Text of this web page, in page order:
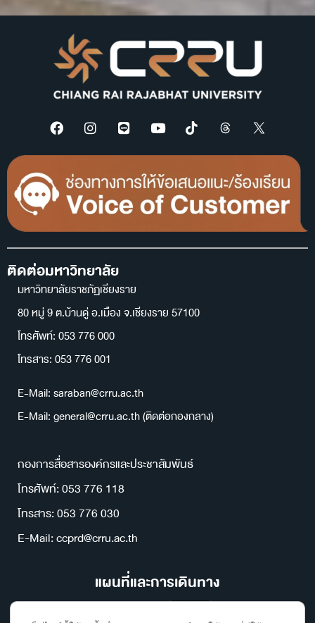
ติดต่อมหาวิทยาลัย
มหาวิทยาลัยราชภัฏเชียงราย
80 หมู่ 9 ต.บ้านดู่ อ.เมือง จ.เชียงราย 57100
โทรศัพท์: 053 776 000
โทรสาร: 053 776 001
E-Mail: saraban@crru.ac.th
E-Mail: general@crru.ac.th (ติดต่อกองกลาง)
กองการสื่อสารองค์กรและประชาสัมพันธ์
โทรศัพท์: 053 776 118
โทรสาร: 053 776 030
E-Mail: ccprd@crru.ac.th
แผนที่และการเดินทาง